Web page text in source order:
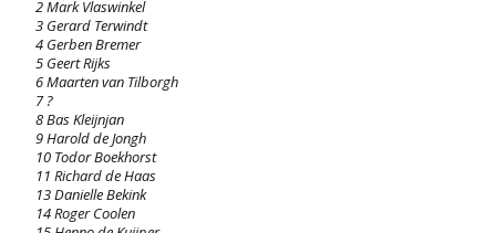
2 Mark Vlaswinkel
3 Gerard Terwindt
4 Gerben Bremer
5 Geert Rijks
6 Maarten van Tilborgh
7 ?
8 Bas Kleijnjan
9 Harold de Jongh
10 Todor Boekhorst
11 Richard de Haas
13 Danielle Bekink
14 Roger Coolen